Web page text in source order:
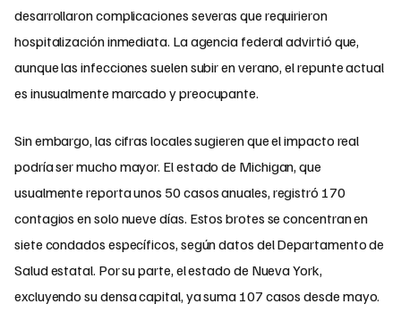
desarrollaron complicaciones severas que requirieron
hospitalización inmediata. La agencia federal advirtió que,
aunque las infecciones suelen subir en verano, el repunte actual
es inusualmente marcado y preocupante.
Sin embargo, las cifras locales sugieren que el impacto real
podría ser mucho mayor. El estado de Michigan, que
usualmente reporta unos 50 casos anuales, registró 170
contagios en solo nueve días. Estos brotes se concentran en
siete condados específicos, según datos del Departamento de
Salud estatal. Por su parte, el estado de Nueva York,
excluyendo su densa capital, ya suma 107 casos desde mayo.